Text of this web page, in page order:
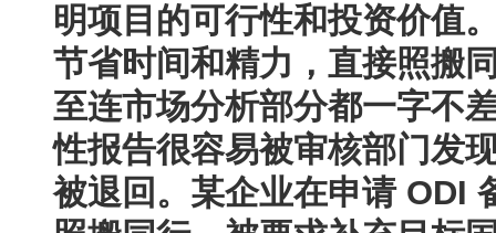
明项目的可行性和投资价值
节省时间和精力，直接照搬
至连市场分析部分都一字不
性报告很容易被审核部门发
被退回。某企业在申请 ODI